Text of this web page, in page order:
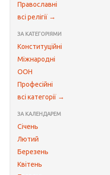
Православні
всі релігії →
ЗА КАТЕГОРІЯМИ
Конституційні
Міжнародні
ООН
Професійні
всі категорії →
ЗА КАЛЕНДАРЕМ
Січень
Лютий
Березень
Квітень